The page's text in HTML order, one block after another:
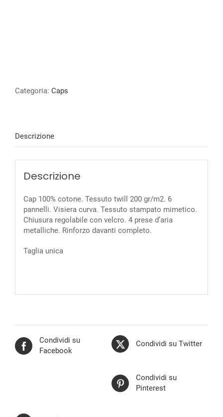
Categoria: Caps
Descrizione
Descrizione
Cap 100% cotone. Tessuto twill 200 gr/m2. 6
pannelli. Visiera curva. Tessuto stampato mimetico.
Chiusura regolabile con velcro. 4 prese d’aria
metalliche. Rinforzo davanti completo.
Taglia unica
Condividi su
Facebook
Condividi su Twitter
Condividi su
Pinterest